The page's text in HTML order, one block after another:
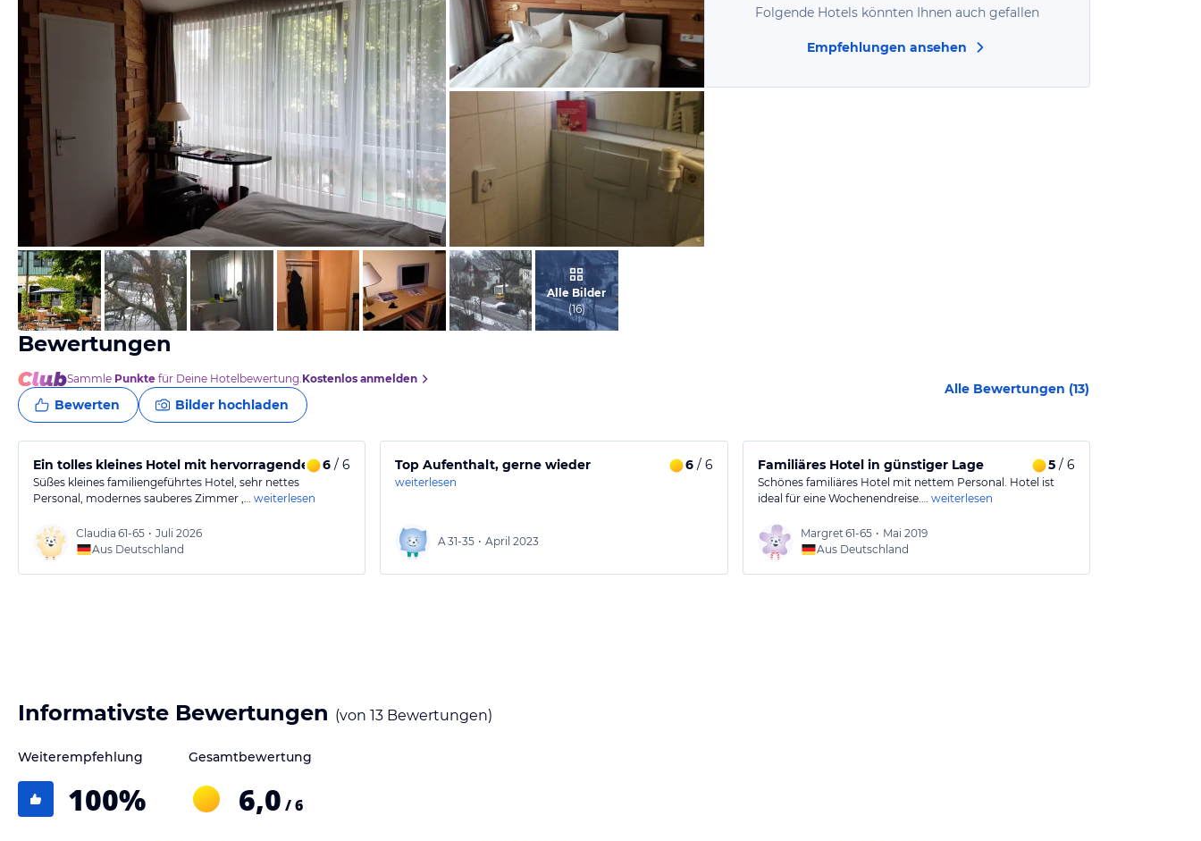
von Kathrin , Juli 2017
von Kathrin , Juli 2017
von André, Februar 2010
Alle Bilder
(16)
Folgende Hotels könnten Ihnen auch gefallen
Empfehlungen ansehen
Bewertungen
Sammle Punkte für Deine Hotelbewertung.Kostenlos anmelden
Bewerten Bilder hochladen
Alle Bewertungen (13)
Ein tolles kleines Hotel mit hervorragendem Service
6 / 6
Süßes kleines familiengeführtes Hotel, sehr nettes
Personal, modernes sauberes Zimmer ,… weiterlesen
Claudia 61-65 • Juli 2026
Aus Deutschland
Top Aufenthalt, gerne wieder 6/ 6
weiterlesen
A31-35 • April 2023
Familiäres Hotel in günstiger Lage 5/ 6
Schönes familiäres Hotel mit nettem Personal. Hotel ist
ideal für eine Wochenendreise.… weiterlesen
Margret61-65 • Mai 2019
Aus Deutschland
Informativste Bewertungen (von 13 Bewertungen)
Weiterempfehlung
100%
Gesamtbewertung
6,0 / 6